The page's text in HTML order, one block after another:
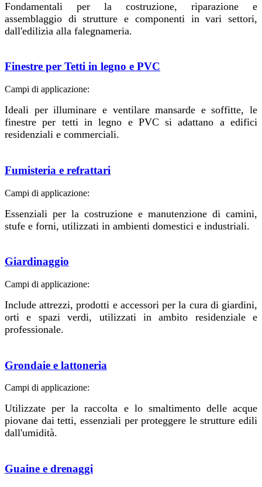
Fondamentali per la costruzione, riparazione e
assemblaggio di strutture e componenti in vari settori,
dall'edilizia alla falegnameria.
Finestre per Tetti in legno e PVC
Campi di applicazione:
Ideali per illuminare e ventilare mansarde e soffitte, le
finestre per tetti in legno e PVC si adattano a edifici
residenziali e commerciali.
Fumisteria e refrattari
Campi di applicazione:
Essenziali per la costruzione e manutenzione di camini,
stufe e forni, utilizzati in ambienti domestici e industriali.
Giardinaggio
Campi di applicazione:
Include attrezzi, prodotti e accessori per la cura di giardini,
orti e spazi verdi, utilizzati in ambito residenziale e
professionale.
Grondaie e lattoneria
Campi di applicazione:
Utilizzate per la raccolta e lo smaltimento delle acque
piovane dai tetti, essenziali per proteggere le strutture edili
dall'umidità.
Guaine e drenaggi